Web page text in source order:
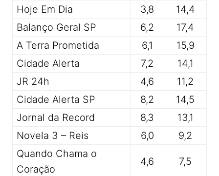
Hoje Em Dia
3,8
14,4
Balanço Geral SP
6,2
17,4
A Terra Prometida
6,1
15,9
Cidade Alerta
7,2
14,1
JR 24h
4,6
11,2
Cidade Alerta SP
8,2
14,5
Jornal da Record
8,3
13,1
Novela 3 – Reis
6,0
9,2
Quando Chama o
Coração
4,6 7,5